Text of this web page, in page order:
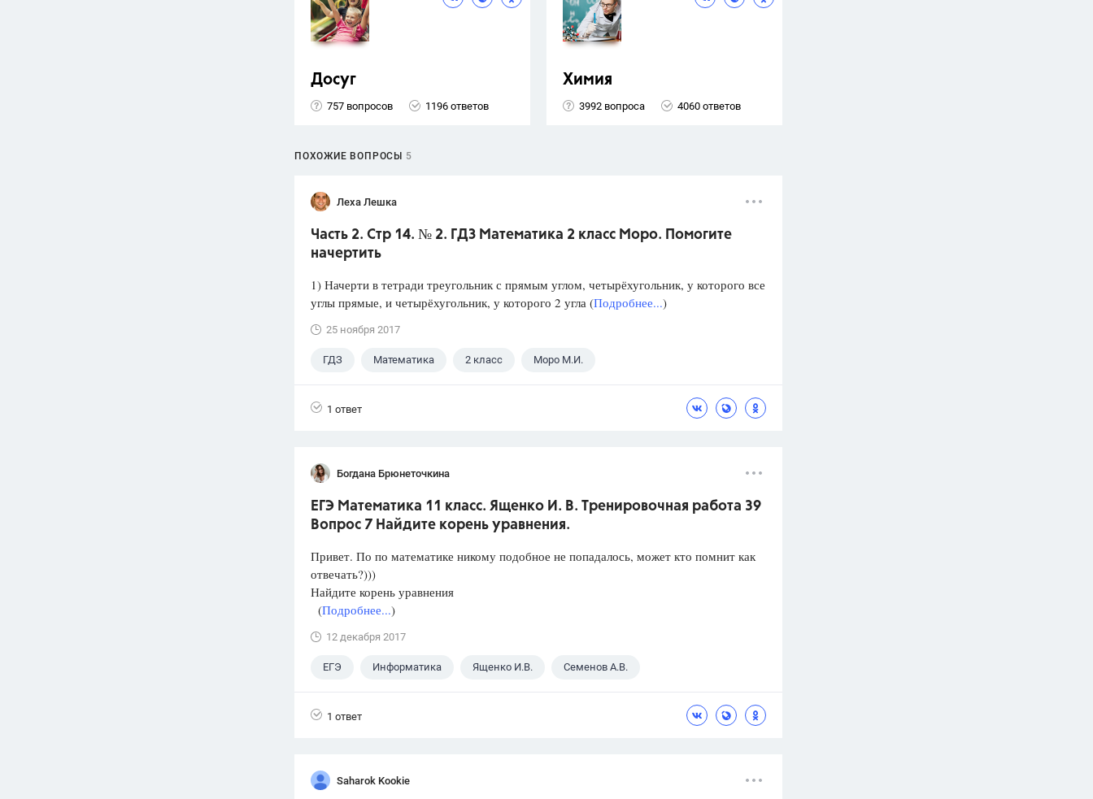
Досуг
757 вопросов 1196 ответов
Химия
3992 вопроса 4060 ответов
ПОХОЖИЕ ВОПРОСЫ 5
Леха Лешка
Часть 2. Стр 14. № 2. ГДЗ Математика 2 класс Моро. Помогите
начертить
1) Начерти в тетради треугольник с прямым углом, четырёхугольник, у которого все
углы прямые, и четырёхугольник, у которого 2 угла (Подробнее...)
25 ноября 2017
ГДЗ Математика 2 класс Моро М.И.
1 ответ
Богдана Брюнеточкина
ЕГЭ Математика 11 класс. Ященко И. В. Тренировочная работа 39
Вопрос 7 Найдите корень уравнения.
Привет. По по математике никому подобное не попадалось, может кто помнит как
отвечать?)))
Найдите корень уравнения
(Подробнее...)
12 декабря 2017
ЕГЭ Информатика Ященко И.В. Семенов А.В.
1 ответ
Saharok Kookie